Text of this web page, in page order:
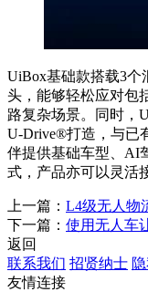
UiBox基础款搭载3个
头，能够轻松应对包
路复杂场景。同时，
U-Drive®️打造，与已
伴提供基础车型、AI
式，产品亦可以灵活
上一篇： L4级无人物
下一篇： 使用无人车
返回
联系我们 招贤纳士
友情连接